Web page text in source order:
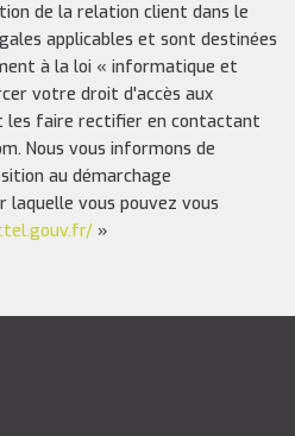
de la relation client dans le
applicables et sont destinées
à la loi « informatique et
votre droit d'accès aux
les faire rectifier en contactant
Nous vous informons de
au démarchage
laquelle vous pouvez vous
»